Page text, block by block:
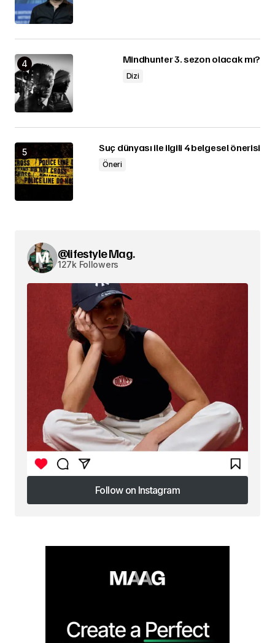
Mindhunter 3. sezon olacak mı?
Dizi
Suç dünyası ile ilgili 4 belgesel önerisi
Öneri
@lifestyle Mag.
127k Followers
Follow on Instagram
Follow on Instagram